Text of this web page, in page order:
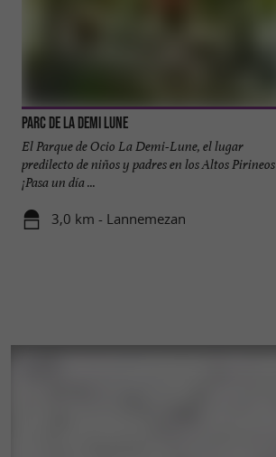
Parc de la Demi Lune
El Parque de Ocio La Demi-Lune, el lugar
predilecto de niños y padres en los Altos Pirineos
¡Pasa un día ...
3,0 km - Lannemezan